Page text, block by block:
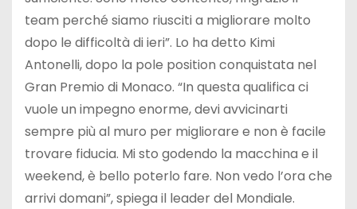
team perché siamo riusciti a migliorare molto
dopo le difficoltà di ieri”. Lo ha detto Kimi
Antonelli, dopo la pole position conquistata nel
Gran Premio di Monaco. “In questa qualifica ci
vuole un impegno enorme, devi avvicinarti
sempre più al muro per migliorare e non è facile
trovare fiducia. Mi sto godendo la macchina e il
weekend, è bello poterlo fare. Non vedo l’ora che
arrivi domani”, spiega il leader del Mondiale.